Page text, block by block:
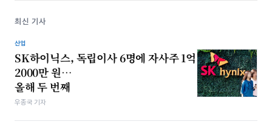
최신 기사
산업
SK하이닉스, 독립이사 6명에 자사주 1억
2000만 원…
올해 두 번째
우종국 기자